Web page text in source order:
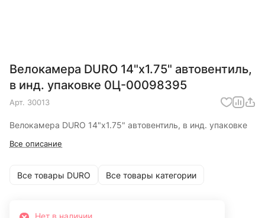
Велокамера DURO 14"х1.75" автовентиль,
в инд. упаковке 0Ц-00098395
Арт. 30013
Велокамера DURO 14"х1.75" автовентиль, в инд. упаковке
Все описание
Все товары DURO Все товары категории